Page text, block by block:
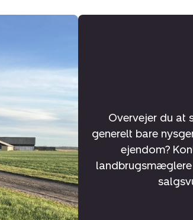
Overvejer du at
generelt bare
ejendom?